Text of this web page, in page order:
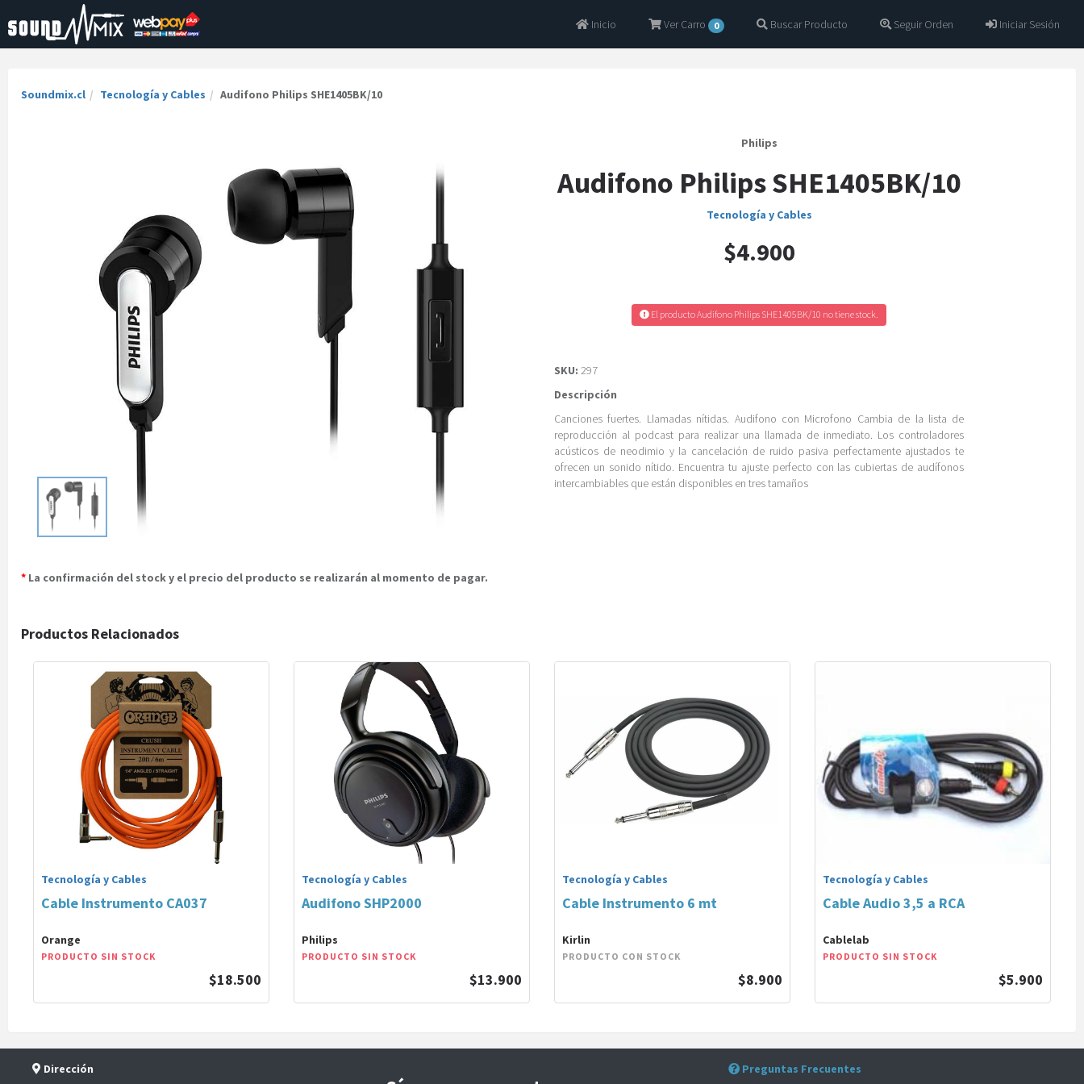
Inicio Ver Carro 0 Buscar Producto Seguir Orden Iniciar Sesión
Soundmix.cl Tecnología y Cables Audifono Philips SHE1405BK/10
Philips
Audifono Philips SHE1405BK/10
Tecnología y Cables
$4.900
El producto Audifono Philips SHE1405BK/10 no tiene stock.
SKU: 297
Descripción
Canciones fuertes. Llamadas nítidas. Audifono con Microfono Cambia de la lista de
reproducción al podcast para realizar una llamada de inmediato. Los controladores
acústicos de neodimio y la cancelación de ruido pasiva perfectamente ajustados te
ofrecen un sonido nítido. Encuentra tu ajuste perfecto con las cubiertas de audífonos
intercambiables que están disponibles en tres tamaños
* La confirmación del stock y el precio del producto se realizarán al momento de pagar.
Productos Relacionados
Tecnología y Cables
Cable Instrumento CA037
Orange
PRODUCTO SIN STOCK
$18.500
Tecnología y Cables
Audifono SHP2000
Philips
PRODUCTO SIN STOCK
$13.900
Tecnología y Cables
Cable Instrumento 6 mt
Kirlin
PRODUCTO CON STOCK
$8.900
Tecnología y Cables
Cable Audio 3,5 a RCA
Cablelab
PRODUCTO SIN STOCK
$5.900
Dirección Preguntas Frecuentes